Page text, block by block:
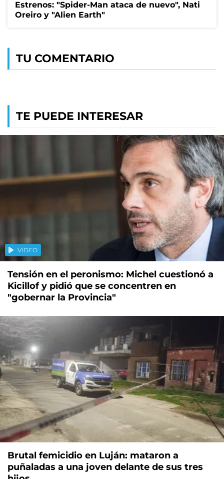
Estrenos: "Spider-Man ataca de nuevo", Nati
Oreiro y "Alien Earth"
TU COMENTARIO
TE PUEDE INTERESAR
VIDEO
Tensión en el peronismo: Michel cuestionó a
Kicillof y pidió que se concentren en
"gobernar la Provincia"
Brutal femicidio en Luján: mataron a
puñaladas a una joven delante de sus tres